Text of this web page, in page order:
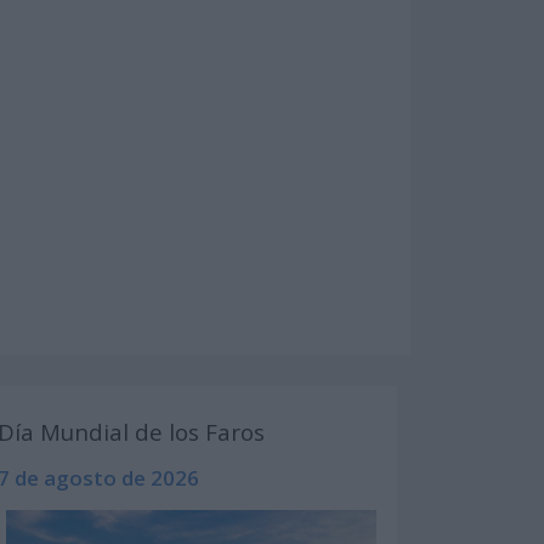
Día Mundial de los Faros
7 de agosto de 2026